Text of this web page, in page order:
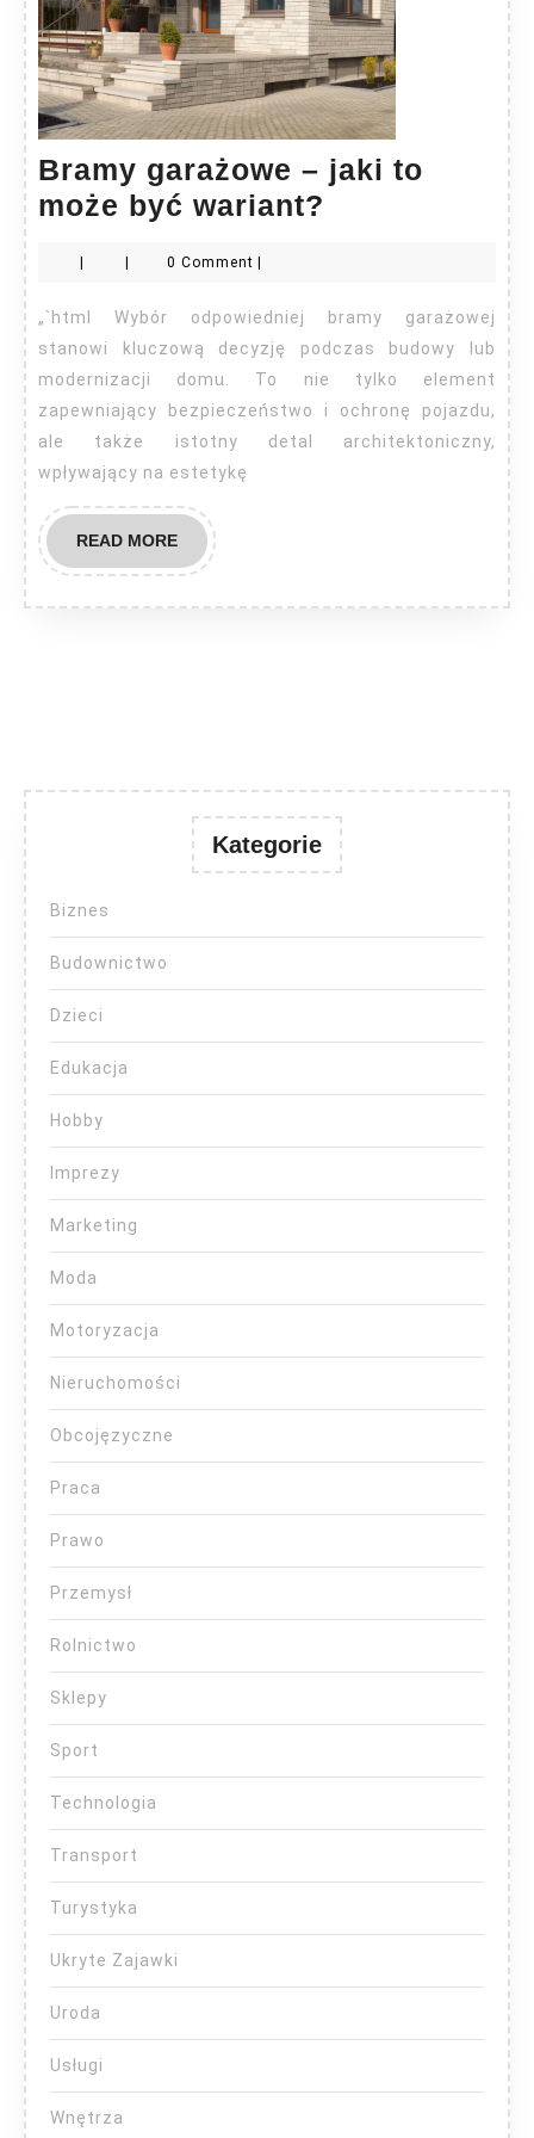
Bramy garażowe – jaki to
może być wariant?
jaki
to
może
być
wariant?
0 Comment
„`html Wybór odpowiedniej bramy garażowej
stanowi kluczową decyzję podczas budowy lub
modernizacji domu. To nie tylko element
zapewniający bezpieczeństwo i ochronę pojazdu,
ale także istotny detal architektoniczny,
wpływający na estetykę
READ MOREREAD
MORE
Kategorie
Biznes
Budownictwo
Dzieci
Edukacja
Hobby
Imprezy
Marketing
Moda
Motoryzacja
Nieruchomości
Obcojęzyczne
Praca
Prawo
Przemysł
Rolnictwo
Sklepy
Sport
Technologia
Transport
Turystyka
Ukryte Zajawki
Uroda
Usługi
Wnętrza